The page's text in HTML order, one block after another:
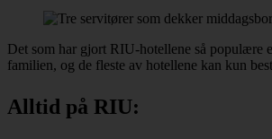
Det som har gjort RIU-hotellene så populære
familien, og de fleste av hotellene kan kun
Alltid på RIU: